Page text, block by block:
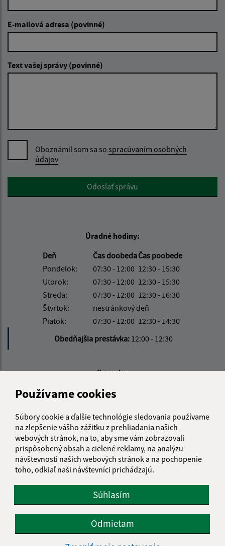
Používame cookies
Súbory cookie a ďalšie technológie sledovania používame
na zlepšenie vášho zážitku z prehliadania našich
webových stránok, na to, aby sme vám zobrazovali
prispôsobený obsah a cielené reklamy, na analýzu
návštevnosti našich webových stránok a na pochopenie
toho, odkiaľ naši návštevníci prichádzajú.
Súhlasím
Odmietam
E-mailová adresa (povinné)
Text vašej správy (povinné)
Oboznámil som sa so spracúvaním osobných
údajov
Google reCaptcha ResponseOdoslať správu
Úradné hodiny:
Deň
Čas doobedaČas poobede
Pondelok:
07:30 - 12:00 12:30 - 15:30
Utorok:
07:30 - 12:00 12:30 - 15:30
Streda:
07:30 - 12:00 12:30 - 16:30
Štvrtok:
nestránkový deň
Piatok:
07:30 - 12:00 12:30 - 14:30
Obedňajšia prestávka: 12:00 - 12:30
Kontakt:
Obecný úrad Kružná
049 51 Brzotín
info@kruzna.sk
+421 58 788 35 60
IČO: 00594776